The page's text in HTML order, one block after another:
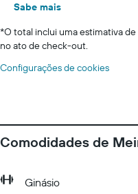
Sabe mais
*O total inclui uma estimativa
no ato de check-out.
Configurações de cookies
Comodidades de
Ginásio